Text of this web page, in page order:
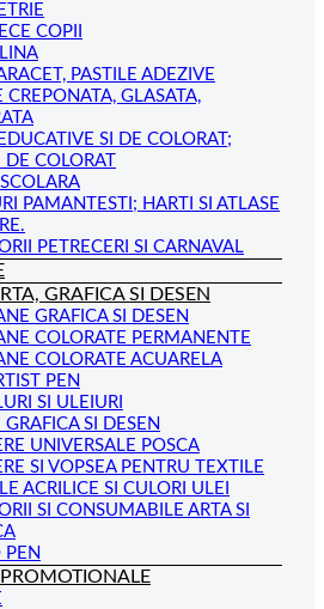
COPII
PASTILE ADEZIVE
CREPONATA, GLASATA,
SI DE COLORAT;
COLORAT
PAMANTESTI; HARTI SI ATLASE
PETRECERI SI CARNAVAL
GRAFICA SI DESEN
GRAFICA SI DESEN
COLORATE PERMANENTE
COLORATE ACUARELA
PEN
SI ULEIURI
GRAFICA SI DESEN
UNIVERSALE POSCA
SI VOPSEA PENTRU TEXTILE
ACRILICE SI CULORI ULEI
SI CONSUMABILE ARTA SI
PEN